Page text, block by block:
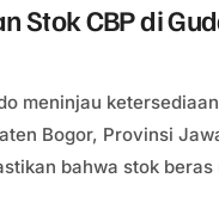
Stok CBP di
meninjau
Bogor, Provinsi
bahwa stok